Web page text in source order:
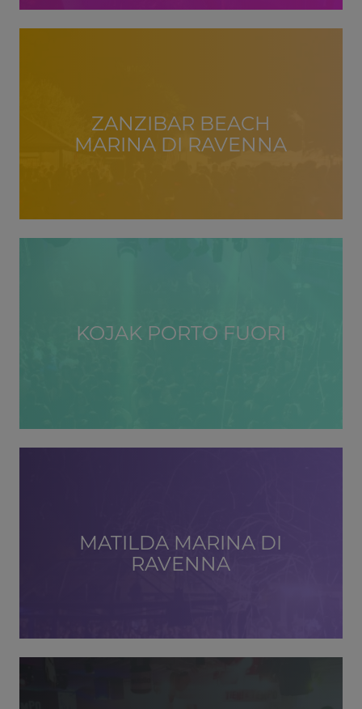
ZANZIBAR BEACH
MARINA DI RAVENNA
KOJAK PORTO FUORI
MATILDA MARINA DI
RAVENNA